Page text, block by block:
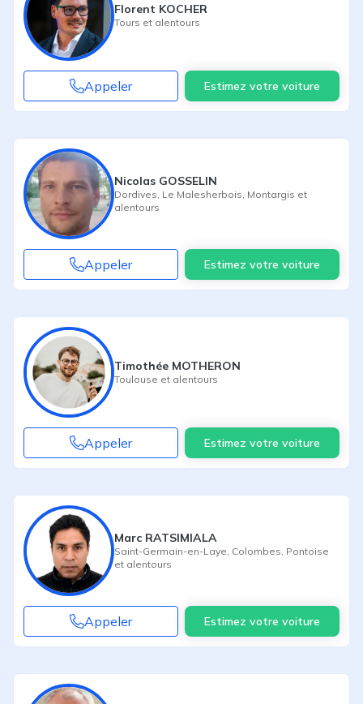
Florent KOCHER
Tours et alentours
Appeler Estimez votre voiture
Nicolas GOSSELIN
Dordives Le Malesherbois Montargis et
alentours
Appeler Estimez votre voiture
Timothée MOTHERON
Toulouse et alentours
Appeler Estimez votre voiture
Marc RATSIMIALA
Saint-Germain-en-Laye Colombes Pontoise
et alentours
Appeler Estimez votre voiture